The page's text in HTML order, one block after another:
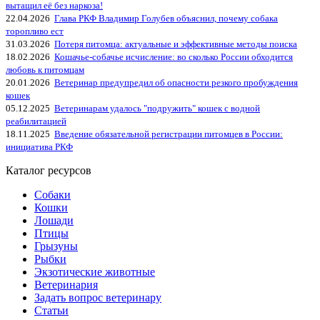
вытащил её без наркоза!
22.04.2026 Глава РКФ Владимир Голубев объяснил, почему собака
торопливо ест
31.03.2026 Потеря питомца: актуальные и эффективные методы поиска
18.02.2026 Кошачье-собачье исчисление: во сколько России обходится
любовь к питомцам
20.01.2026 Ветеринар предупредил об опасности резкого пробуждения
кошек
05.12.2025 Ветеринарам удалось "подружить" кошек с водной
реабилитацией
18.11.2025 Введение обязательной регистрации питомцев в России:
инициатива РКФ
Каталог ресурсов
Собаки
Кошки
Лошади
Птицы
Грызуны
Рыбки
Экзотические животные
Ветеринария
Задать вопрос ветеринару
Статьи